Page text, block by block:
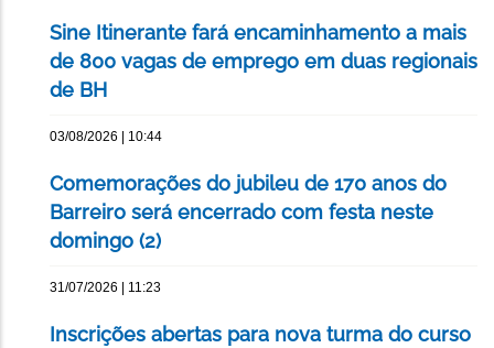
Sine Itinerante fará encaminhamento a mais
de 800 vagas de emprego em duas regionais
de BH
03/08/2026 | 10:44
Comemorações do jubileu de 170 anos do
Barreiro será encerrado com festa neste
domingo (2)
31/07/2026 | 11:23
Inscrições abertas para nova turma do curso